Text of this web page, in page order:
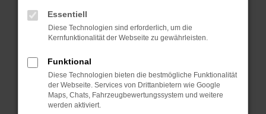
das Laden bestimmter Seiten verhindern.
Funktioniert die Seite in einem anderen Browser
oder in einem privaten Fenster?
Das kann manchmal helfen, vorübergehende
Probleme zu beheben.
Stelle sicher, dass dein Browser und dein
Betriebssystem auf dem neuesten Stand sind.
Essentiell
Diese Technologien sind erforderlich, um die
Kernfunktionalität der Webseite zu gewährleisten.
Funktional
Diese Technologien bieten die bestmögliche Funktionalität
der Webseite. Services von Drittanbietern wie Google
Maps, Chats, Fahrzeugbewertungssystem und weitere
werden aktiviert.